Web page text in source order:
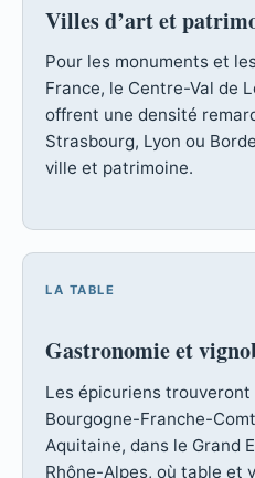
Villes d’art et
Pour les monuments et
France, le Centre-Val de
offrent une densité
Strasbourg, Lyon ou
ville et patrimoine.
LA TABLE
Gastronomie et
Les épicuriens trouveront
Bourgogne-Franche-
Aquitaine, dans le Grand
Rhône-Alpes, où table et